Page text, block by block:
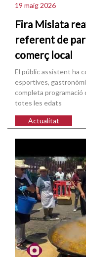
19 maig 2026
Fira Mislata
referent de
comerç local
El públic assistent ha
esportives,
completa
totes les edats
Actualitat